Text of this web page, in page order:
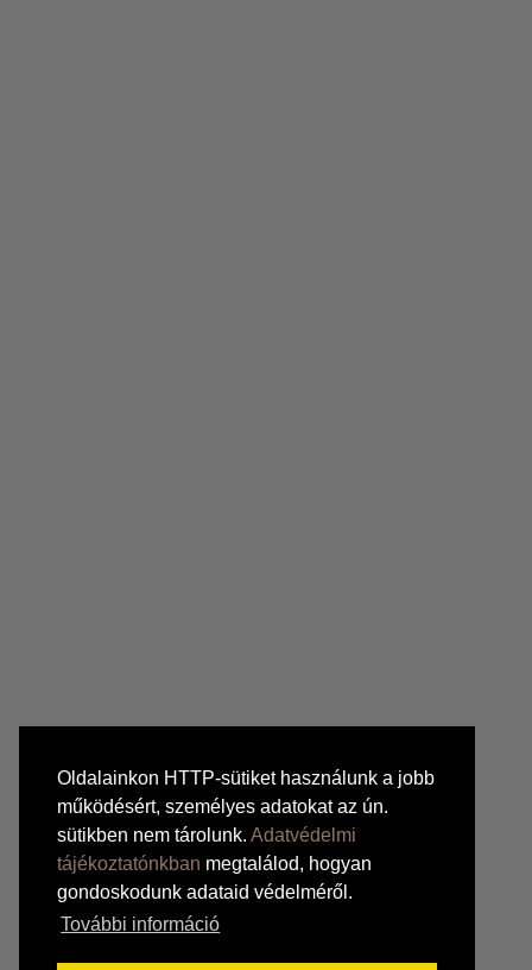
Oldalainkon HTTP-sütiket használunk a jobb
működésért, személyes adatokat az ún.
sütikben nem tárolunk. Adatvédelmi
tájékoztatónkban megtalálod, hogyan
gondoskodunk adataid védelméről.
További információ